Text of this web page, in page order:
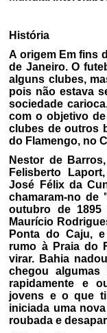
História
A origem Em fins
de Janeiro. O
alguns clubes,
pois não estava
sociedade
com o objetivo
clubes de outros
do Flamengo, no
Nestor de
Felisberto
José Félix da
chamaram-no de
outubro de 1895
Maurício
Ponta do Caju,
rumo à Praia do
virar. Bahia
chegou
rapidamente e
jovens e o que
iniciada uma
roubada e